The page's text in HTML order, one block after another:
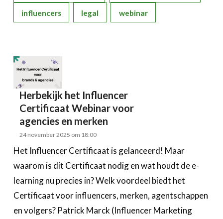
influencers legal webinar
Herbekijk het Influencer
Certificaat Webinar voor
agencies en merken
24 november 2025 om 18:00
Het Influencer Certificaat is gelanceerd! Maar
waarom is dit Certificaat nodig en wat houdt de e-
learning nu precies in? Welk voordeel biedt het
Certificaat voor influencers, merken, agentschappen
en volgers? Patrick Marck (Influencer Marketing